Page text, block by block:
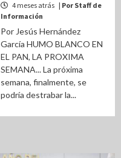
4 meses atrás | Por Staff de
Información
Por Jesús Hernández
García HUMO BLANCO EN
EL PAN, LA PROXIMA
SEMANA... La próxima
semana, finalmente, se
podría destrabar la...